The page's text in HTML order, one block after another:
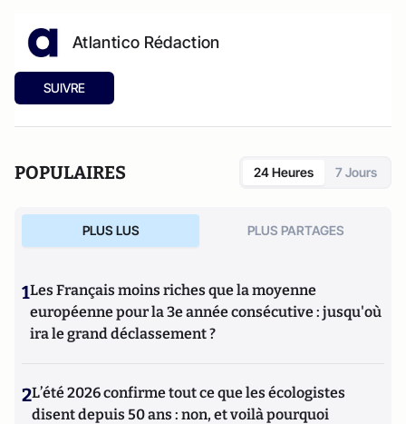
Atlantico Rédaction
SUIVRE
POPULAIRES 24 Heures 7 Jours
PLUS LUS PLUS PARTAGES
1Les Français moins riches que la moyenne
européenne pour la 3e année consécutive : jusqu'où
ira le grand déclassement ?
2L’été 2026 confirme tout ce que les écologistes
disent depuis 50 ans : non, et voilà pourquoi